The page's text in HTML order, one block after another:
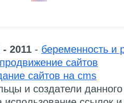
- 2011 - беременность и
продвижение сайтов
сайтов на cms
и создатели